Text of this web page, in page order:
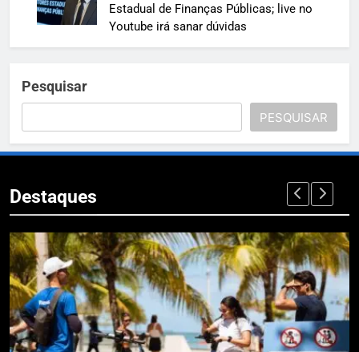
Estadual de Finanças Públicas; live no
Youtube irá sanar dúvidas
Pesquisar
PESQUISAR
Destaques